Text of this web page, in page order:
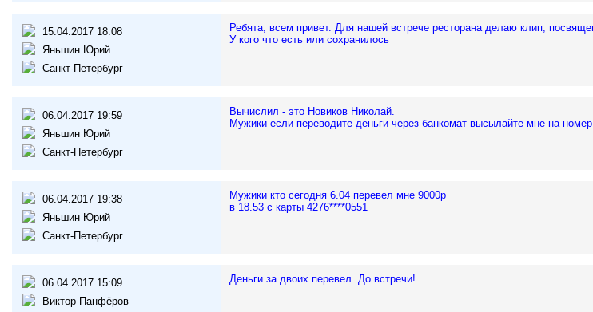
15.04.2017 18:08
Яньшин Юрий
Санкт-Петербург
Ребята, всем привет. Для нашей встрече ресторана делаю клип,
У кого что есть или сохранилось
06.04.2017 19:59
Яньшин Юрий
Санкт-Петербург
Вычислил - это Новиков Николай.
Мужики если переводите деньги через банкомат высылайте мне на
06.04.2017 19:38
Яньшин Юрий
Санкт-Петербург
Мужики кто сегодня 6.04 перевел мне 9000р
в 18.53 с карты 4276****0551
06.04.2017 15:09
Виктор Панфёров
Деньги за двоих перевел. До встречи!